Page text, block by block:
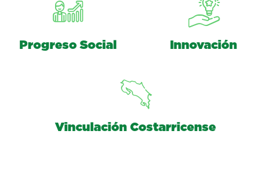
Progreso Social Innovación
Vinculación Costarricense